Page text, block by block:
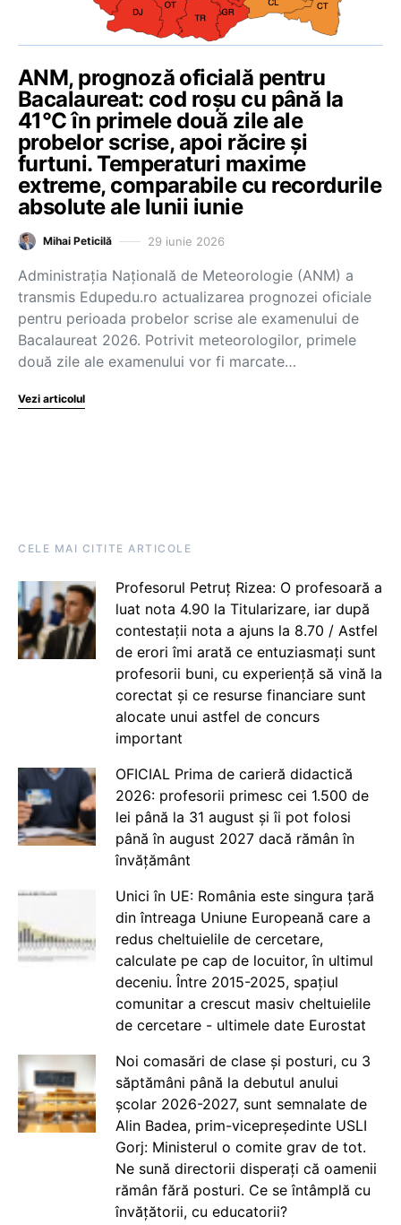
ANM, prognoză oficială pentru
Bacalaureat: cod roșu cu până la
41°C în primele două zile ale
probelor scrise, apoi răcire și
furtuni. Temperaturi maxime
extreme, comparabile cu recordurile
absolute ale lunii iunie
Mihai Peticilă 29 iunie 2026
Administrația Națională de Meteorologie (ANM) a
transmis Edupedu.ro actualizarea prognozei oficiale
pentru perioada probelor scrise ale examenului de
Bacalaureat 2026. Potrivit meteorologilor, primele
două zile ale examenului vor fi marcate…
Vezi articolul
CELE MAI CITITE ARTICOLE
Profesorul Petruț Rizea: O profesoară a
luat nota 4.90 la Titularizare, iar după
contestații nota a ajuns la 8.70 / Astfel
de erori îmi arată ce entuziasmați sunt
profesorii buni, cu experiență să vină la
corectat și ce resurse financiare sunt
alocate unui astfel de concurs
important
OFICIAL Prima de carieră didactică
2026: profesorii primesc cei 1.500 de
lei până la 31 august și îi pot folosi
până în august 2027 dacă rămân în
învățământ
Unici în UE: România este singura țară
din întreaga Uniune Europeană care a
redus cheltuielile de cercetare,
calculate pe cap de locuitor, în ultimul
deceniu. Între 2015-2025, spațiul
comunitar a crescut masiv cheltuielile
de cercetare - ultimele date Eurostat
Noi comasări de clase și posturi, cu 3
săptămâni până la debutul anului
școlar 2026-2027, sunt semnalate de
Alin Badea, prim-vicepreședinte USLI
Gorj: Ministerul o comite grav de tot.
Ne sună directorii disperați că oamenii
rămân fără posturi. Ce se întâmplă cu
învățătorii, cu educatorii?